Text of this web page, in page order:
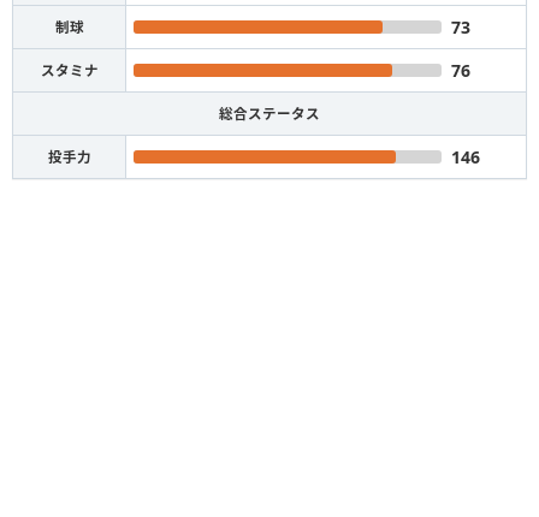
制球 73
スタミナ 76
総合ステータス
投手力 146